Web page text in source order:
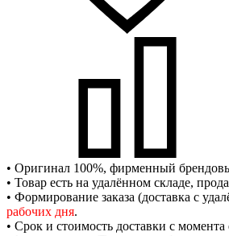
• Оригинал 100%, фирменный
• Товар есть на удалённом складе,
• Формирование заказа (доставка с
рабочих дня.
• Срок и стоимость доставки с